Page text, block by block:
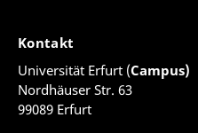
Kontakt
Universität Erfurt (Campus)
Nordhäuser Str. 63
99089 Erfurt